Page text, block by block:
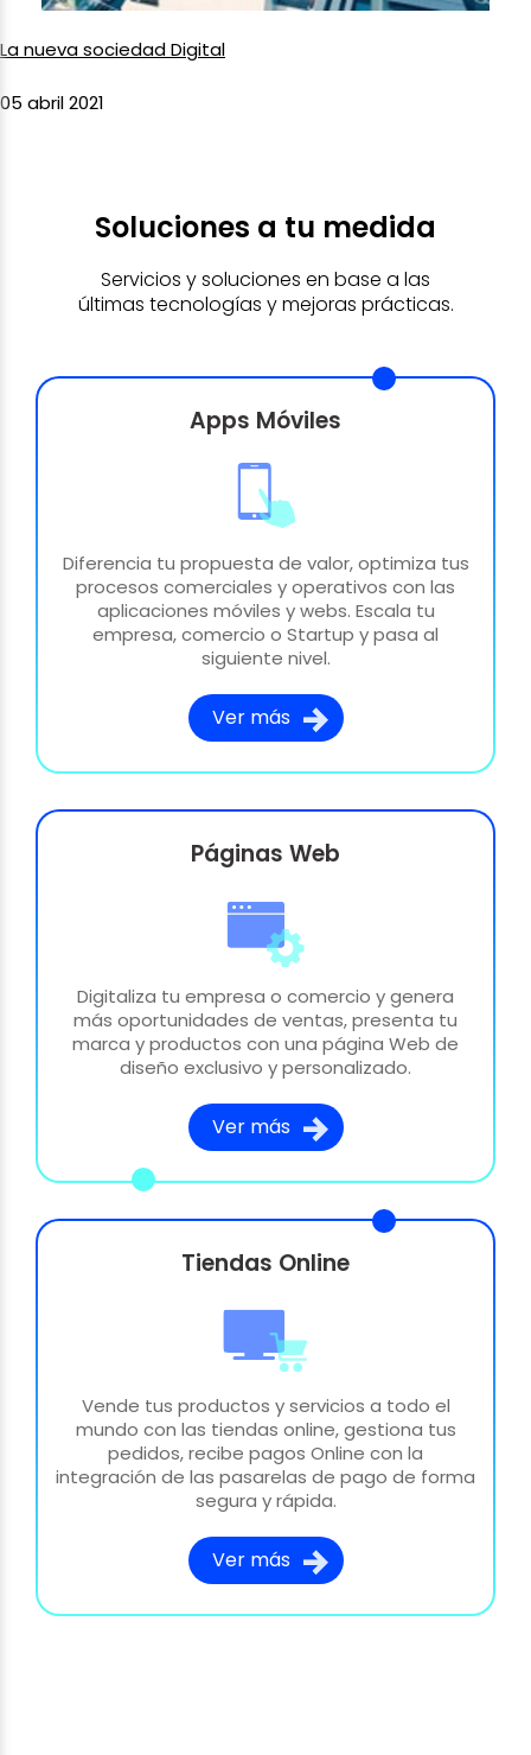
La nueva sociedad Digital
05 abril 2021
Soluciones a tu medida
Servicios y soluciones en base a las
últimas tecnologías y mejoras prácticas.
Apps Móviles
Diferencia tu propuesta de valor, optimiza tus
procesos comerciales y operativos con las
aplicaciones móviles y webs. Escala tu
empresa, comercio o Startup y pasa al
siguiente nivel.
Ver más
Páginas Web
Digitaliza tu empresa o comercio y genera
más oportunidades de ventas, presenta tu
marca y productos con una página Web de
diseño exclusivo y personalizado.
Ver más
Tiendas Online
Vende tus productos y servicios a todo el
mundo con las tiendas online, gestiona tus
pedidos, recibe pagos Online con la
integración de las pasarelas de pago de forma
segura y rápida.
Ver más